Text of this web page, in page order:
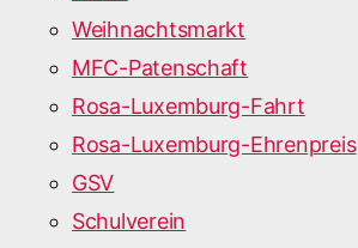
Weihnachtsmarkt
MFC-Patenschaft
Rosa-Luxemburg-Fahrt
Rosa-Luxemburg-Ehrenpreis
GSV
Schulverein